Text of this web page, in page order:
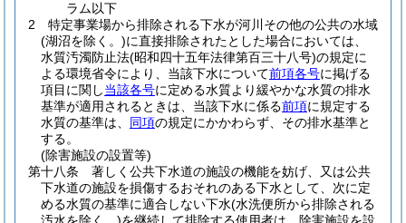
ラム以下
2
特定事業場から排除される下水が河川その他の公共の水域
(湖沼を除く。)に直接排除されたとした場合においては、
水質汚濁防止法(昭和四十五年法律第百三十八号)の規定に
よる環境省令により、当該下水について前項各号に掲げる
項目に関し当該各号に定める水質より緩やかな水質の排水
基準が適用されるときは、当該下水に係る前項に規定する
水質の基準は、 同項の規定にかかわらず、その排水基準と
する。
(除害施設の設置等)
第十八条
著しく公共下水道の施設の機能を妨げ、又は公共
下水道の施設を損傷するおそれのある下水として、次に定
める水質の基準に適合しない下水(水洗便所から排除される